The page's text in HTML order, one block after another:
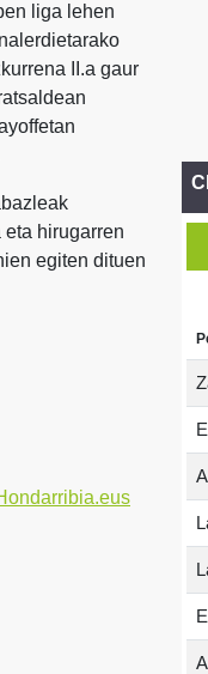
liga lehen
II.a gaur
hirugarren
egiten dituen